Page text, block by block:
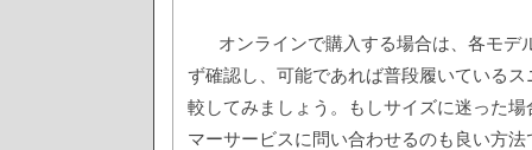
オンラインで購入する場合は、各モデ
ず確認し、可能であれば普段履いている
較してみましょう。もしサイズに迷った
マーサービスに問い合わせるのも良い方法